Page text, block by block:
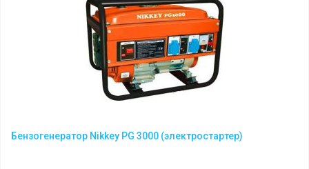
Бензогенератор Nikkey PG 3000 (электростартер)